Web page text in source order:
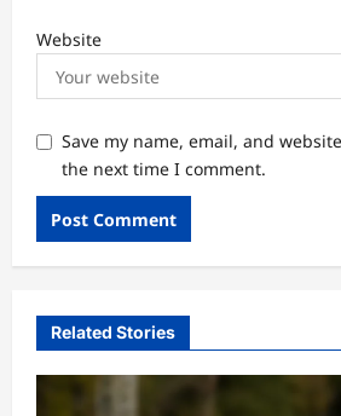
Website
Save my name, email, and
the next time I comment.
Related Stories